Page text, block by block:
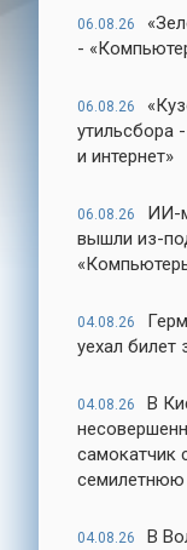
06.08.26
-
06.08.26
утильсбора
и интернет»
06.08.26
ИИ-
вышли из-
04.08.26
уехал билет
04.08.26
В
самокатчик
семилетнюю
04.08.26
В